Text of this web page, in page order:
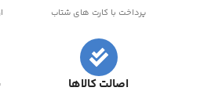
پرداخت با کارت های شتاب
اصالت کالاها